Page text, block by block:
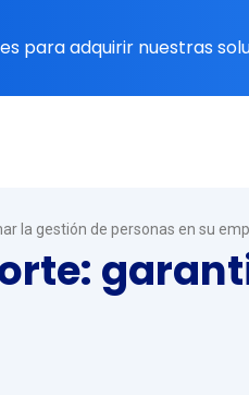
para adquirir nuestras
la gestión de personas en su